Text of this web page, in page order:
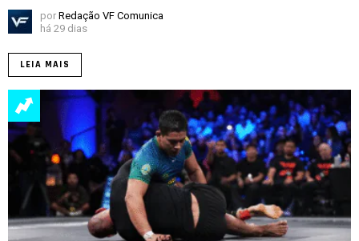
por Redação VF Comunica
há 29 dias
LEIA MAIS